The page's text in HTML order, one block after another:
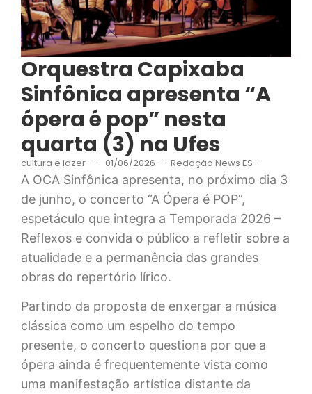
Orquestra Capixaba
Sinfônica apresenta “A
ópera é pop” nesta
quarta (3) na Ufes
cultura e lazer - 01/06/2026 - Redação News ES -
A OCA Sinfônica apresenta, no próximo dia 3
de junho, o concerto “A Ópera é POP”,
espetáculo que integra a Temporada 2026 –
Reflexos e convida o público a refletir sobre a
atualidade e a permanência das grandes
obras do repertório lírico.
Partindo da proposta de enxergar a música
clássica como um espelho do tempo
presente, o concerto questiona por que a
ópera ainda é frequentemente vista como
uma manifestação artística distante da